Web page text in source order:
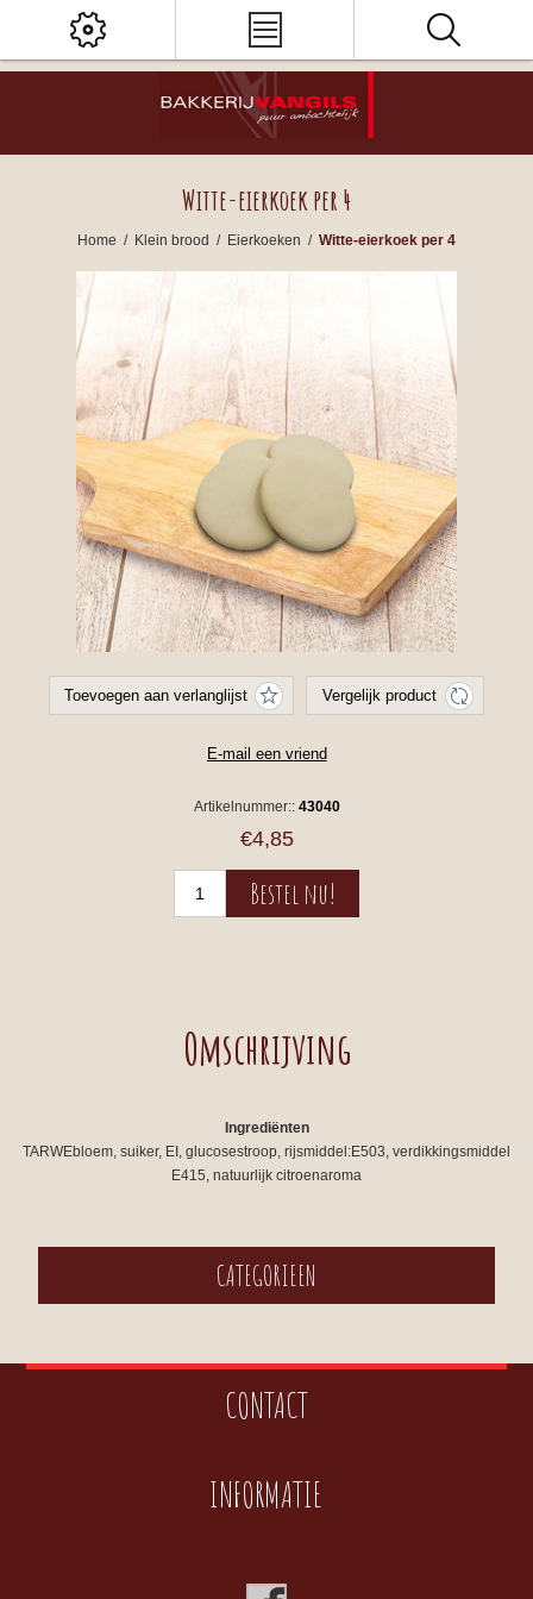
Witte-eierkoek per 4
Home / Klein brood / Eierkoeken / Witte-eierkoek per 4
Artikelnummer:: 43040
€4,85
Omschrijving
Ingrediënten
TARWEbloem, suiker, EI, glucosestroop, rijsmiddel:E503, verdikkingsmiddel
E415, natuurlijk citroenaroma
CATEGORIEEN
CONTACT
INFORMATIE